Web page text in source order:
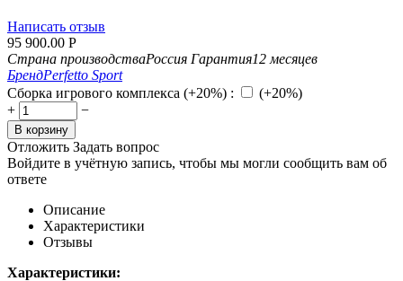
Написать отзыв
95 900.00 Р
Страна производстваРоссия Гарантия12 месяцев
БрендPerfetto Sport
Сборка игрового комплекса (+20%) :
(+20%)
+
−
В корзину
Отложить Задать вопрос
Войдите в учётную запись, чтобы мы могли сообщить вам об
ответе
Описание
Характеристики
Отзывы
Характеристики: